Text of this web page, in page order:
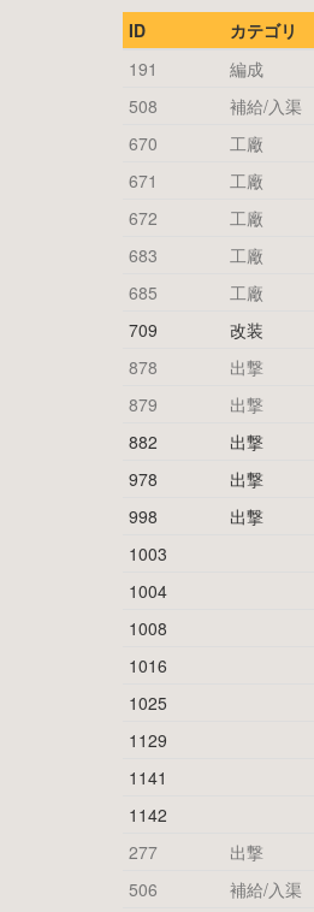
ID カテゴリ
191
編成
508
補給/入渠
670
工廠
671
工廠
672
工廠
683
工廠
685
工廠
709
改装
878
出撃
879
出撃
882
出撃
978
出撃
998
出撃
1003
1004
1008
1016
1025
1129
1141
1142
277
出撃
506
補給/入渠